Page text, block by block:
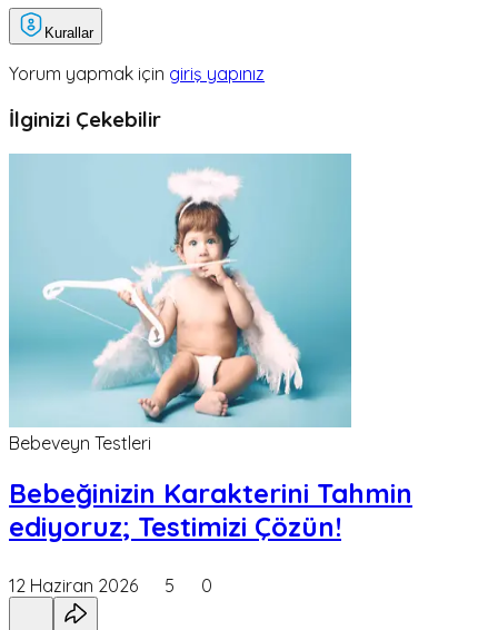
Kurallar
Yorum yapmak için giriş yapınız
İlginizi Çekebilir
Bebeveyn Testleri
Bebeğinizin Karakterini Tahmin
ediyoruz; Testimizi Çözün!
12 Haziran 2026 5 0